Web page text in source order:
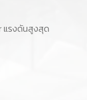
แรงดันสูงสุด